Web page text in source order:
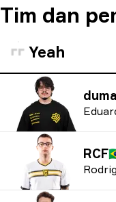
Tim dan
Yeah
RCF